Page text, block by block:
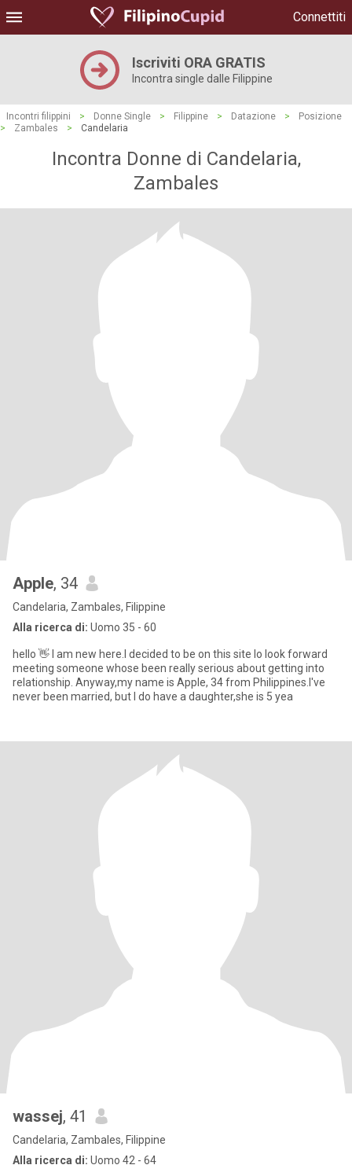
Connettiti
Iscriviti ORA GRATIS
Incontra single dalle Filippine
Incontri filippini > Donne Single > Filippine > Datazione >
Posizione
>
Zambales > Candelaria
Incontra Donne di Candelaria,
Zambales
Apple, 34
Candelaria, Zambales, Filippine
Alla ricerca di: Uomo 35 - 60
hello 👋 I am new here.I decided to be on this site lo look forward
meeting someone whose been really serious about getting into
relationship. Anyway,my name is Apple, 34 from Philippines.I've
never been married, but I do have a daughter,she is 5 yea
wassej, 41
Candelaria, Zambales, Filippine
Alla ricerca di: Uomo 42 - 64